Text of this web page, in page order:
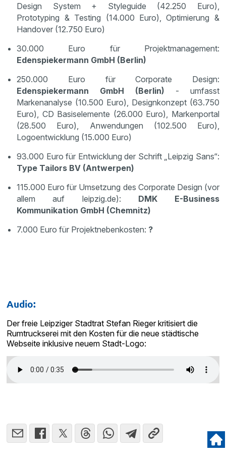
Design System + Styleguide (42.250 Euro),
Prototyping & Testing (14.000 Euro), Optimierung &
Handover (12.750 Euro)
30.000 Euro für Projektmanagement:
Edenspiekermann GmbH (Berlin)
250.000 Euro für Corporate Design:
Edenspiekermann GmbH (Berlin) - umfasst
Markenanalyse (10.500 Euro), Designkonzept (63.750
Euro), CD Basiselemente (26.000 Euro), Markenportal
(28.500 Euro), Anwendungen (102.500 Euro),
Logoentwicklung (15.000 Euro)
93.000 Euro für Entwicklung der Schrift „Leipzig Sans“:
Type Tailors BV (Antwerpen)
115.000 Euro für Umsetzung des Corporate Design (vor
allem auf leipzig.de): DMK E-Business
Kommunikation GmbH (Chemnitz)
7.000 Euro für Projektnebenkosten: ?
Audio:
Der freie Leipziger Stadtrat Stefan Rieger kritisiert die
Rumtruckserei mit den Kosten für die neue städtische
Webseite inklusive neuem Stadt-Logo: